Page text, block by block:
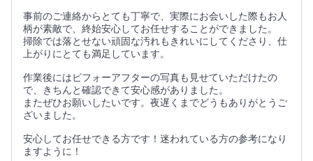
事前のご連絡からとても丁寧で、実際にお会いした際もお人
柄が素敵で、終始安心してお任せすることができました。
掃除では落とせない頑固な汚れもきれいにしてくださり、仕
上がりにとても満足しています。
作業後にはビフォーアフターの写真も見せていただけたの
で、きちんと確認できて安心感がありました。
またぜひお願いしたいです。夜遅くまでどうもありがとうご
ざいました。
安心してお任せできる方です！迷われている方の参考になり
ますように！